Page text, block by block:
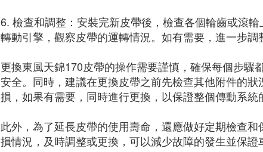
6. 檢查和調整：安裝完新皮帶後，檢查各個輪齒或滾
轉動引擎，觀察皮帶的運轉情況。如有需要，進一步調
更換東風天錦170皮帶的操作需要謹慎，確保每個步驟
安全。同時，建議在更換皮帶之前先檢查其他附件的
損，如果有需要，同時進行更換，以保證整個傳動系統
此外，為了延長皮帶的使用壽命，還應做好定期檢查
損情況，及時調整或更換，可以減少故障的發生並保證